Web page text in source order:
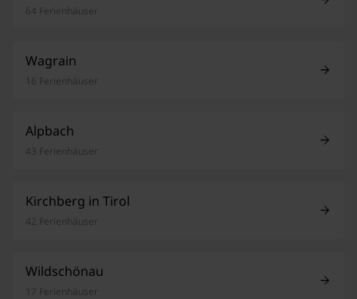
64 Ferienhäuser
Wagrain
16 Ferienhäuser
Alpbach
43 Ferienhäuser
Kirchberg in Tirol
42 Ferienhäuser
Wildschönau
17 Ferienhäuser